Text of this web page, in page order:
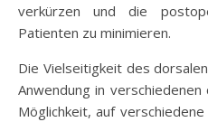
verkürzen und die
Patienten zu minimieren.
Die Vielseitigkeit des
Anwendung in verschiedenen
Möglichkeit, auf